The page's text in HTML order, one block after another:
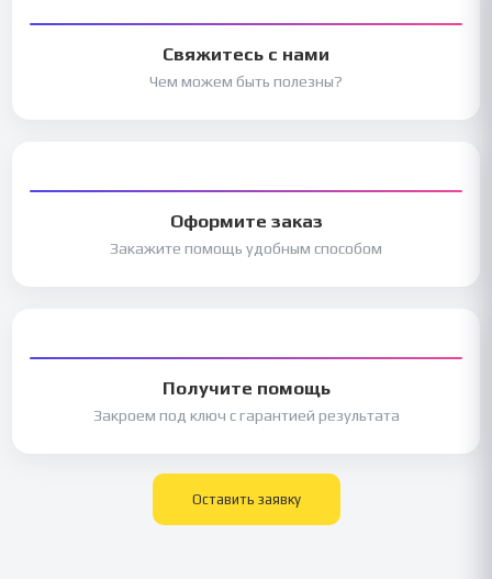
Свяжитесь с нами
Чем можем быть полезны?
Оформите заказ
Закажите помощь удобным способом
Получите помощь
Закроем под ключ с гарантией результата
Оставить заявку